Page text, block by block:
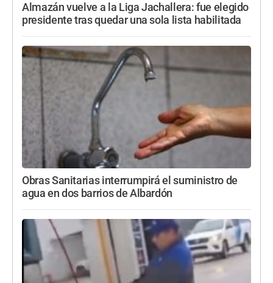
Almazán vuelve a la Liga Jachallera: fue elegido
presidente tras quedar una sola lista habilitada
Obras Sanitarias interrumpirá el suministro de
agua en dos barrios de Albardón